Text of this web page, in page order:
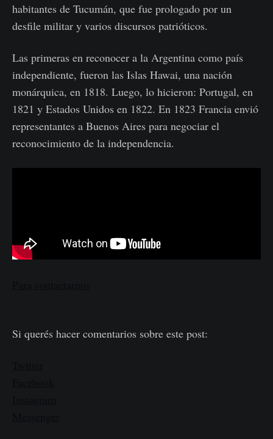
habitantes de Tucumán, que fue prologado por un
desfile militar y varios discursos patrióticos.
Las primeras en reconocer a la Argentina como país
independiente, fueron las Islas Hawai, una nación
monárquica, en 1818. Luego, lo hicieron: Portugal, en
1821 y Estados Unidos en 1822. En 1823 Francia envió
representantes a Buenos Aires para negociar el
reconocimiento de la independencia.
Si querés hacer comentarios sobre este post: